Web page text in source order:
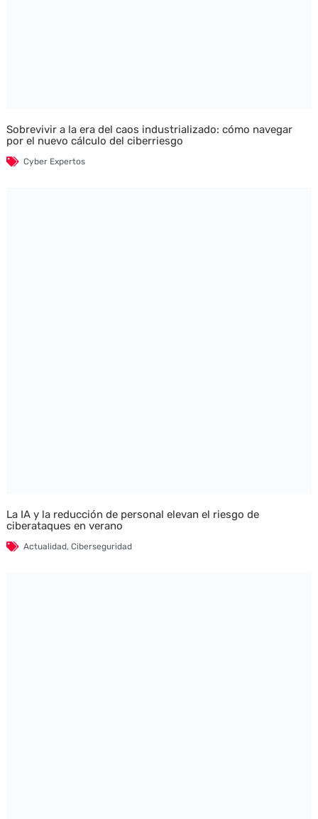
Sobrevivir a la era del caos industrializado: cómo navegar
por el nuevo cálculo del ciberriesgo
Cyber Expertos
La IA y la reducción de personal elevan el riesgo de
ciberataques en verano
Actualidad, Ciberseguridad